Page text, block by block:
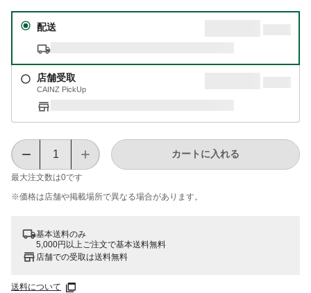
配送
店舗受取
CAINZ PickUp
最大注文数は0です
カートに入れる
※価格は​店舗や​掲載場所で​異なる​場合が​あります。
基本送料のみ
5,000円以上ご注文で基本送料無料
店舗での受取は送料無料
送料について